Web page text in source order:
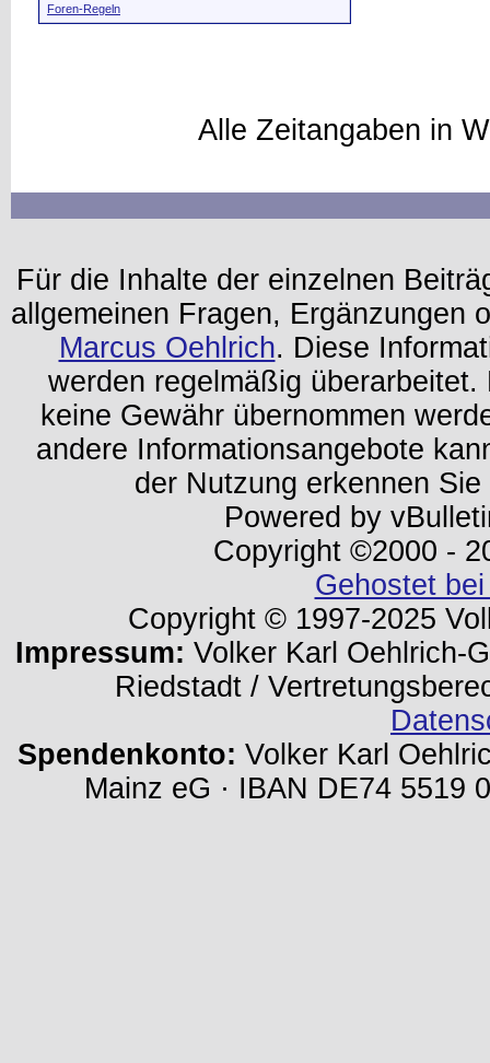
Foren-Regeln
Alle Zeitangaben in
Für die Inhalte der einzelnen
allgemeinen Fragen, Ergänzungen
Marcus Oehlrich. Diese
werden regelmäßig
keine Gewähr übernommen
andere Informationsangebote
der Nutzung erkennen
Powered by
Copyright ©2000 -
Gehostet
Copyright © 1997-2025
Impressum: Volker Karl Oehlrich-
Riedstadt /
Spendenkonto: Volker Karl
Mainz eG · IBAN DE74 5519